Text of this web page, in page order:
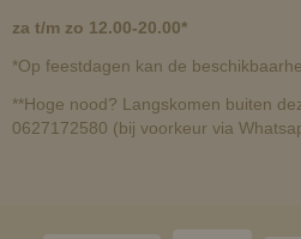
za t/m zo 12.00-20.00*
*Op feestdagen kan de
**Hoge nood? Langskomen buiten
0627172580 (bij voorkeur via